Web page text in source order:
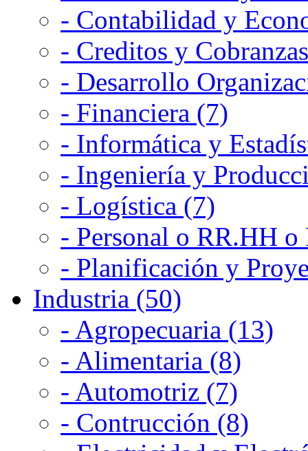
- Contabilidad y
- Creditos y
- Desarrollo
- Financiera (7)
- Informática y
- Ingeniería y
- Logística (7)
- Personal o RR.HH
- Planificación y
Industria (50)
- Agropecuaria (13)
- Alimentaria (8)
- Automotriz (7)
- Contrucción (8)